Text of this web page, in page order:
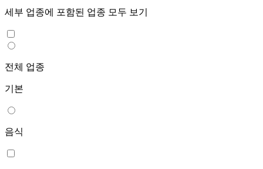
세부 업종에 포함된 업종 모두 보기
전체 업종
기본
음식